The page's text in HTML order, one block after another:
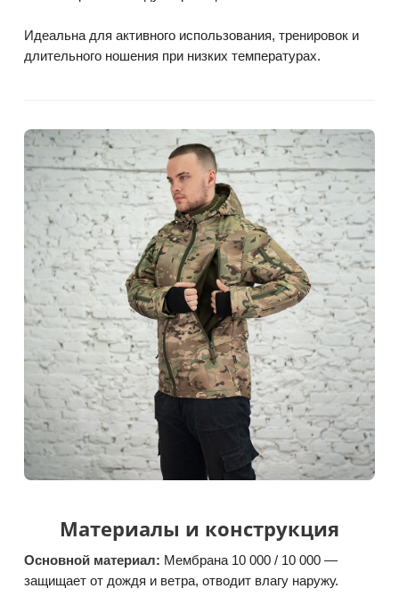
Идеальна для активного использования, тренировок и
длительного ношения при низких температурах.
Материалы и конструкция
Основной материал: Мембрана 10 000 / 10 000 —
защищает от дождя и ветра, отводит влагу наружу.